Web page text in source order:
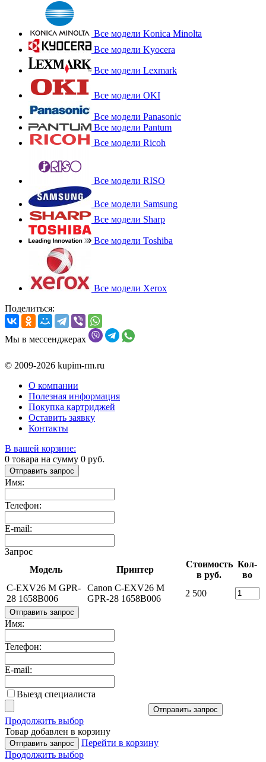
Все модели Konica Minolta
Все модели Kyocera
Все модели Lexmark
Все модели OKI
Все модели Panasonic
Все модели Pantum
Все модели Ricoh
Все модели RISO
Все модели Samsung
Все модели Sharp
Все модели Toshiba
Все модели Xerox
Поделиться:
Мы в мессенджерах
© 2009-2026 kupim-rm.ru
О компании
Полезная информация
Покупка картриджей
Оставить заявку
Контакты
В вашей корзине:
0 товара на сумму 0 руб.
Отправить запрос
Имя:
Телефон:
E-mail:
Запрос
Модель
Принтер
Стоимость
в руб.
Кол-
во
C-EXV26 M GPR-
28 1658B006
Canon C-EXV26 M
GPR-28 1658B006
2 500
Отправить запрос
Имя:
Телефон:
E-mail:
Выезд специалиста
Отправить запрос
Продолжить выбор
Товар добавлен в корзину
Отправить запрос
Перейти в корзину
Продолжить выбор